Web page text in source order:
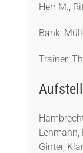
Herr M.,
Bank:
Trainer:
Lehmann,
Ginter, Klär